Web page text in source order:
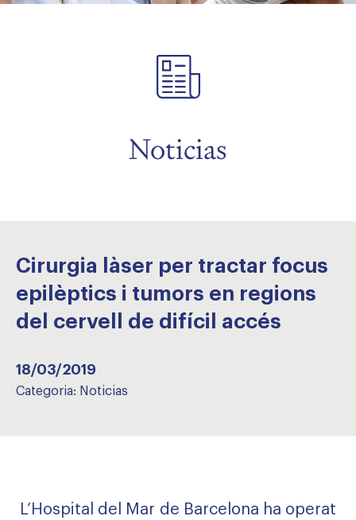
Noticias
Cirurgia làser per tractar focus
epilèptics i tumors en regions
del cervell de difícil accés
18/03/2019
Categoria: Noticias
L’Hospital del Mar de Barcelona ha operat